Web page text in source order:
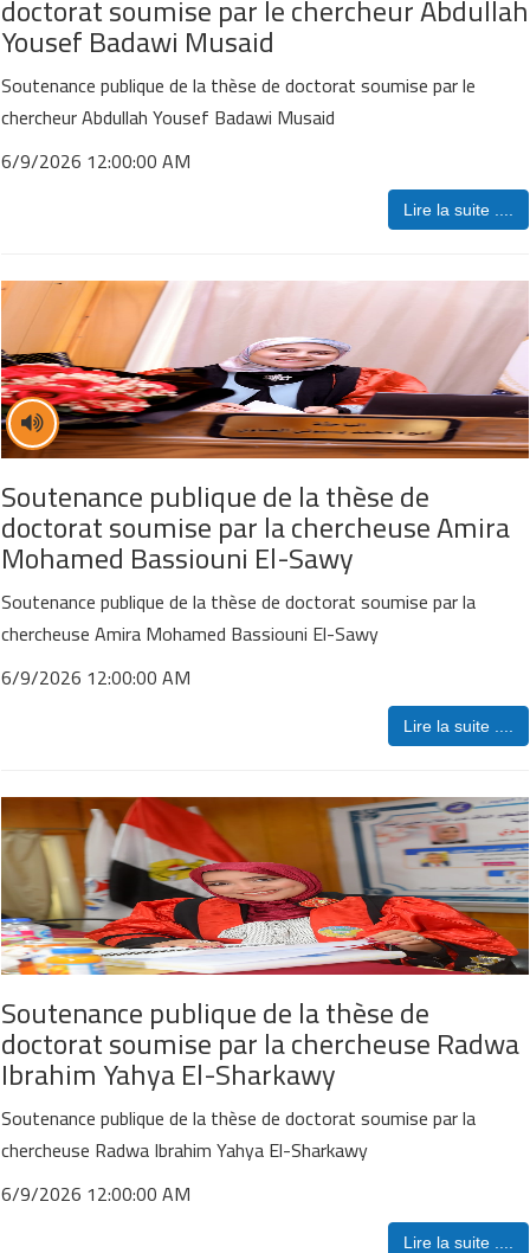
doctorat soumise par le chercheur Abdullah
Yousef Badawi Musaid
Soutenance publique de la thèse de doctorat soumise par le
chercheur Abdullah Yousef Badawi Musaid
6/9/2026 12:00:00 AM
Lire la suite ....
Soutenance publique de la thèse de
doctorat soumise par la chercheuse Amira
Mohamed Bassiouni El-Sawy
Soutenance publique de la thèse de doctorat soumise par la
chercheuse Amira Mohamed Bassiouni El-Sawy
6/9/2026 12:00:00 AM
Lire la suite ....
Soutenance publique de la thèse de
doctorat soumise par la chercheuse Radwa
Ibrahim Yahya El-Sharkawy
Soutenance publique de la thèse de doctorat soumise par la
chercheuse Radwa Ibrahim Yahya El-Sharkawy
6/9/2026 12:00:00 AM
Lire la suite ....